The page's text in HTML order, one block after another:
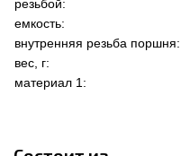
резьбой:
емкость:
внутренняя резьба поршня:
вес, г:
материал 1: